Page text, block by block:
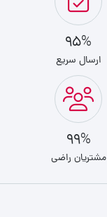
95%
ارسال سریع
99%
مشتریان راضی